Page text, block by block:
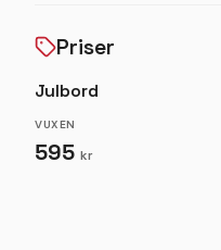
Priser
Julbord
VUXEN
595 kr